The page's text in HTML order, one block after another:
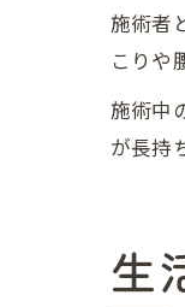
施術者
こりや
施術中
が長持
生